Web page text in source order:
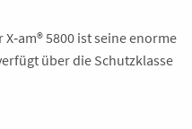
5800 ist seine enorme
über die Schutzklasse